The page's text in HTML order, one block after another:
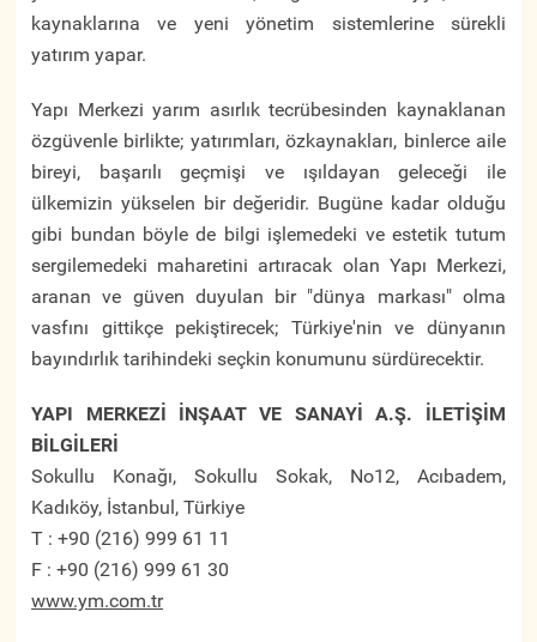
kaynaklarına ve yeni yönetim sistemlerine sürekli
yatırım yapar.
Yapı Merkezi yarım asırlık tecrübesinden kaynaklanan
özgüvenle birlikte; yatırımları, özkaynakları, binlerce aile
bireyi, başarılı geçmişi ve ışıldayan geleceği ile
ülkemizin yükselen bir değeridir. Bugüne kadar olduğu
gibi bundan böyle de bilgi işlemedeki ve estetik tutum
sergilemedeki maharetini artıracak olan Yapı Merkezi,
aranan ve güven duyulan bir "dünya markası" olma
vasfını gittikçe pekiştirecek; Türkiye'nin ve dünyanın
bayındırlık tarihindeki seçkin konumunu sürdürecektir.
YAPI MERKEZİ İNŞAAT VE SANAYİ A.Ş. İLETİŞİM
BİLGİLERİ
Sokullu Konağı, Sokullu Sokak, No12, Acıbadem,
Kadıköy, İstanbul, Türkiye
T : +90 (216) 999 61 11
F : +90 (216) 999 61 30
www.ym.com.tr